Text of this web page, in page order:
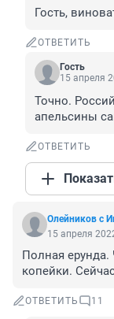
Гость,
ОТВЕТИТЬ
Гость
15 апреля
Точно.
апельсины
ОТВЕТИТЬ
Олейников с
15 апреля
Полная ерунда.
копейки.
ОТВЕТИТЬ 11